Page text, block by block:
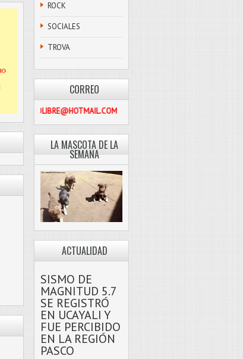
ROCK
SOCIALES
TROVA
CORREO
PASCOLIBRE@HOTMAIL.COM
LA MASCOTA DE LA
SEMANA
ACTUALIDAD
SISMO DE
MAGNITUD 5.7
SE REGISTRÓ
EN UCAYALI Y
FUE PERCIBIDO
EN LA REGIÓN
PASCO